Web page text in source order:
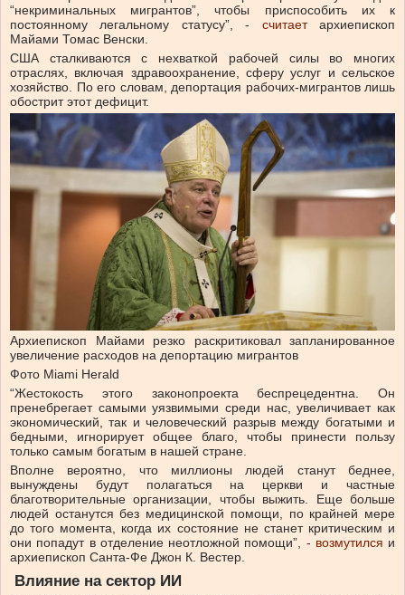
“некриминальных мигрантов”, чтобы приспособить их к
постоянному легальному статусу”,
- считает
архиепископ
Майами Томас Венски.
США сталкиваются с нехваткой рабочей силы во многих
отраслях, включая здравоохранение, сферу услуг и сельское
хозяйство. По его словам, депортация рабочих-мигрантов лишь
обострит этот дефицит.
Архиепископ Майами резко раскритиковал запланированное
увеличение расходов на депортацию мигрантов
Фото Miami Herald
“Жестокость этого законопроекта беспрецедентна. Он
пренебрегает самыми уязвимыми среди нас, увеличивает как
экономический, так и человеческий разрыв между богатыми и
бедными, игнорирует общее благо, чтобы принести пользу
только самым богатым в нашей стране.
Вполне вероятно, что миллионы людей станут беднее,
вынуждены будут полагаться на церкви и частные
благотворительные организации, чтобы выжить. Еще больше
людей останутся без медицинской помощи, по крайней мере
до того момента, когда их состояние не станет критическим и
они попадут в отделение неотложной помощи”,
- возмутился и
архиепископ Санта-Фе Джон К. Вестер.
Влияние на сектор ИИ